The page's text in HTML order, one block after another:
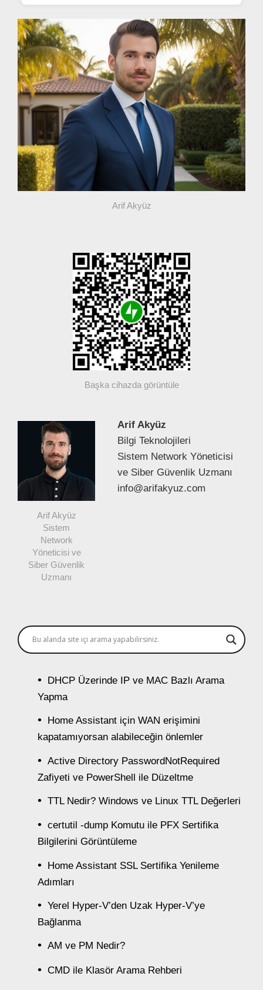
Arif Akyüz
Başka cihazda görüntüle
Arif Akyüz
Sistem
Network
Yöneticisi ve
Siber Güvenlik
Uzmanı
Arif Akyüz
Bilgi Teknolojileri
Sistem Network Yöneticisi
ve Siber Güvenlik Uzmanı
info@arifakyuz.com
DHCP Üzerinde IP ve MAC Bazlı Arama
Yapma
Home Assistant için WAN erişimini
kapatamıyorsan alabileceğin önlemler
Active Directory PasswordNotRequired
Zafiyeti ve PowerShell ile Düzeltme
TTL Nedir? Windows ve Linux TTL Değerleri
certutil -dump Komutu ile PFX Sertifika
Bilgilerini Görüntüleme
Home Assistant SSL Sertifika Yenileme
Adımları
Yerel Hyper-V’den Uzak Hyper-V’ye
Bağlanma
AM ve PM Nedir?
CMD ile Klasör Arama Rehberi